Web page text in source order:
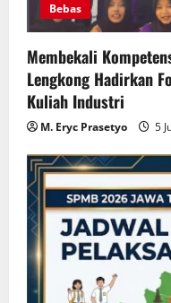
Bebas
Membekali
Lengkong Hadirkan
Kuliah Industri
M. Eryc Prasetyo 5